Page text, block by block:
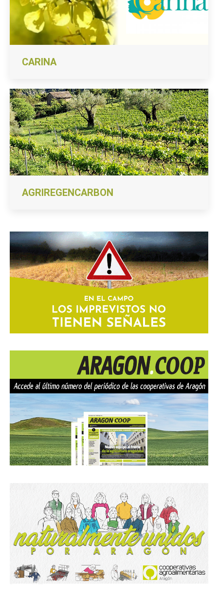
CARINA
AGRIREGENCARBON